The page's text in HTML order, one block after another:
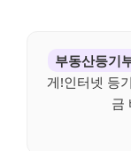
부동산등기
게!인터넷 등
금